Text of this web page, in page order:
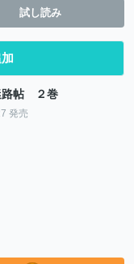
試し読み
路帖 ２巻
発売